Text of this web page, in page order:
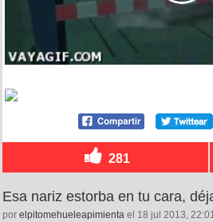
281
Esa nariz estorba en tu cara,
por elpitomehueleapimienta el 18 jul 2013,